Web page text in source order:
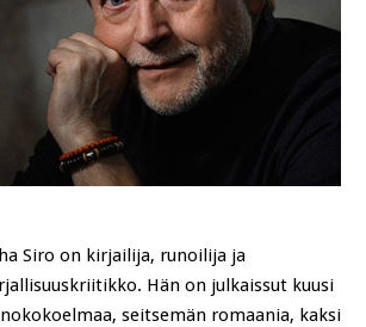
Siro on kirjailija, runoilija ja
Hän on julkaissut kuusi
seitsemän romaania, kaksi